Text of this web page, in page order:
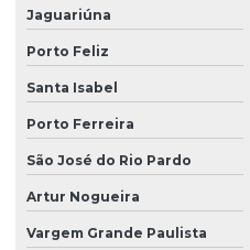
Ltcat para soldador
Nr 10 complementar sep
Nr 10 elétrica
Nr 10 treinamentos
Jaguariúna
Porto Feliz
Santa Isabel
Porto Ferreira
São José do Rio Pardo
Artur Nogueira
Vargem Grande Paulista